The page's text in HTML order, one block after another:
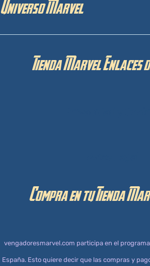
Universo Marvel
Tienda Marvel Enlaces
Compra en tu Tienda
vengadoresmarvel.com participa en el
España. Esto quiere decir que las compras y